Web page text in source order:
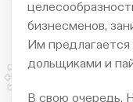
бизнесменов,
Им
дольщиками и
В свою очередь,